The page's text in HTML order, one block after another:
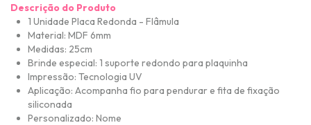
Descrição do Produto
1 Unidade Placa Redonda - Flâmula
Material: MDF 6mm
Medidas: 25cm
Brinde especial: 1 suporte redondo para plaquinha
Impressão: Tecnologia UV
Aplicação: Acompanha fio para pendurar e fita de fixação
siliconada
Personalizado: Nome